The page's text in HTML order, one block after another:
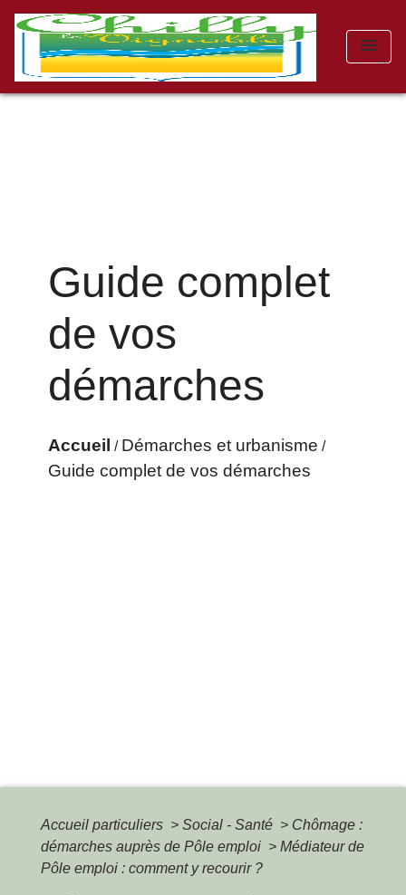
menu
Guide complet
de vos
démarches
Accueil / Démarches et urbanisme /
Guide complet de vos démarches
Accueil particuliers > Social - Santé > Chômage :
démarches auprès de Pôle emploi > Médiateur de
Pôle emploi : comment y recourir ?